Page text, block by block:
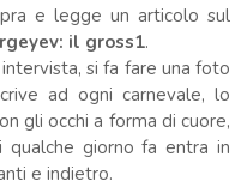
e legge un articolo sul
il gross1.
si fa fare una foto
ad ogni carnevale, lo
gli occhi a forma di cuore,
giorno fa entra in
e indietro.